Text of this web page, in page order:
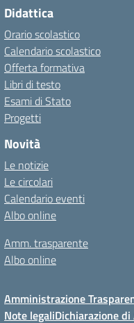
Didattica
Orario scolastico
Calendario scolastico
Offerta formativa
Libri di testo
Esami di Stato
Progetti
Novità
Le notizie
Le circolari
Calendario eventi
Albo online
Amm. trasparente
Albo online
Amministrazione
Note legaliDichiarazione